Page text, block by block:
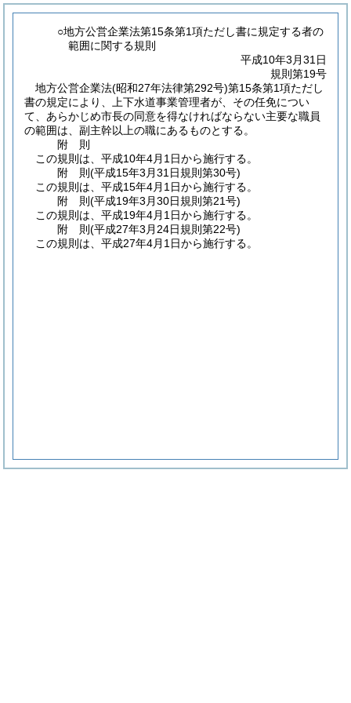
○地方公営企業法第15条第1項ただし書に規定する者の
範囲に関する規則
平成10年3月31日
規則第19号
地方公営企業法(昭和27年法律第292号)第15条第1項ただし
書の規定により、上下水道事業管理者が、その任免につい
て、あらかじめ市長の同意を得なければならない主要な職員
の範囲は、副主幹以上の職にあるものとする。
附 則
この規則は、平成10年4月1日から施行する。
附 則(平成15年3月31日規則第30号)
この規則は、平成15年4月1日から施行する。
附 則(平成19年3月30日規則第21号)
この規則は、平成19年4月1日から施行する。
附 則(平成27年3月24日規則第22号)
この規則は、平成27年4月1日から施行する。